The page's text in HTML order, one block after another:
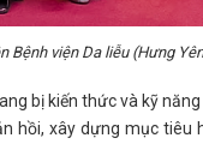
Bệnh viện Da liễu (Hưng
bị kiến thức và kỹ
hồi, xây dựng mục